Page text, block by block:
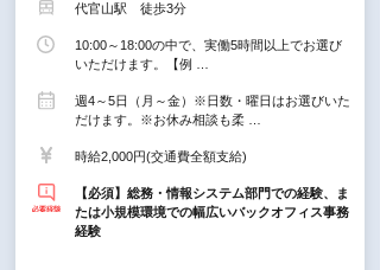
代官山駅 徒歩3分
10:00～18:00の中で、実働5時間以上でお選び
いただけます。【例 …
週4～5日（月～金）※日数・曜日はお選びいた
だけます。※お休み相談も柔 …
時給2,000円(交通費全額支給)
【必須】総務・情報システム部門での経験、ま
たは小規模環境での幅広いバックオフィス事務
経験